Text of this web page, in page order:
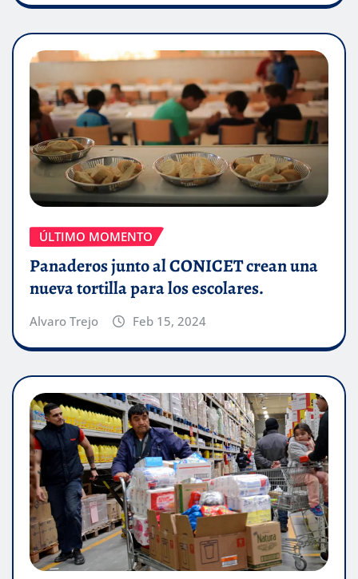
ÚLTIMO MOMENTO
Panaderos junto al CONICET crean una
nueva tortilla para los escolares.
Alvaro Trejo Feb 15, 2024